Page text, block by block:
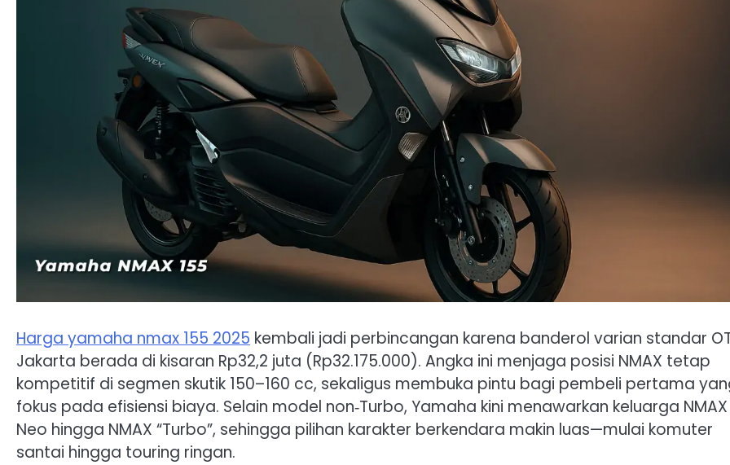
Harga yamaha nmax 155 2025 kembali jadi perbincangan karena banderol varian standar
Jakarta berada di kisaran Rp32,2 juta (Rp32.175.000). Angka ini menjaga posisi NMAX tetap
kompetitif di segmen skutik 150–160 cc, sekaligus membuka pintu bagi pembeli pertama
fokus pada efisiensi biaya. Selain model non‑Turbo, Yamaha kini menawarkan keluarga NMAX
Neo hingga NMAX “Turbo”, sehingga pilihan karakter berkendara makin luas—mulai komuter
santai hingga touring ringan.